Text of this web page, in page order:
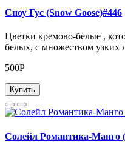
Сноу Гус (Snow Goose)#446
Цветки кремово-белые ,
белых, с множеством узких
500Р
Купить
Солейл Романтика-Манго